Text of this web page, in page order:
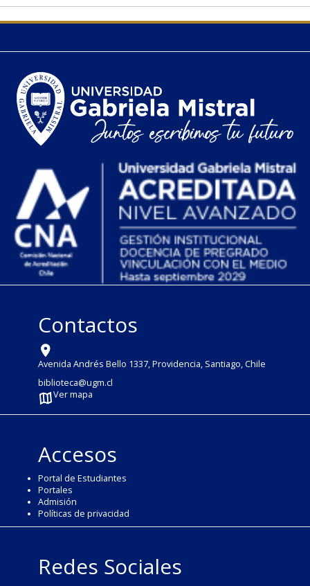
Contactos
Avenida Andrés Bello 1337, Providencia, Santiago, Chile
biblioteca@ugm.cl
Ver mapa
Accesos
Portal de Estudiantes
Portales
Admisión
Políticas de privacidad
Redes Sociales